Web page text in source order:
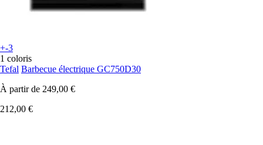
+-3
1 coloris
Tefal Barbecue électrique GC750D30
À partir de 249,00 €
212,00 €